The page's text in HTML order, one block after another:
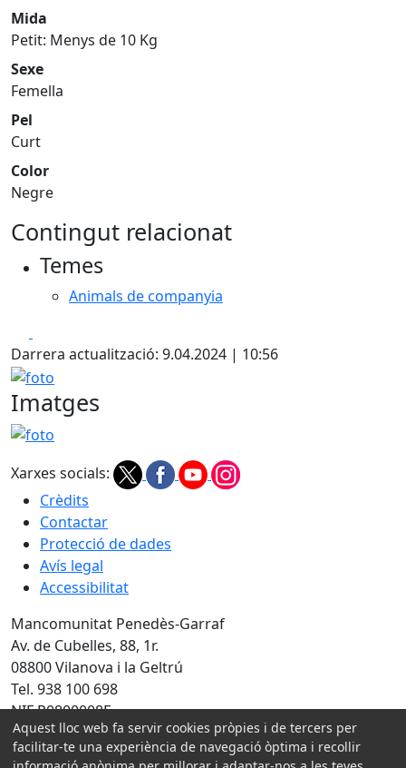
Mida
Petit: Menys de 10 Kg
Sexe
Femella
Pel
Curt
Color
Negre
Contingut relacionat
Temes
Animals de companyia
Darrera actualització: 9.04.2024 | 10:56
foto
Imatges
foto
Xarxes socials:
Crèdits
Contactar
Protecció de dades
Avís legal
Accessibilitat
Mancomunitat Penedès-Garraf
Av. de Cubelles, 88, 1r.
08800 Vilanova i la Geltrú
Tel. 938 100 698
NIF P0800008E
Amb la col·laboració de:
Aquest lloc web fa servir cookies pròpies i de tercers per
facilitar-te una experiència de navegació òptima i recollir